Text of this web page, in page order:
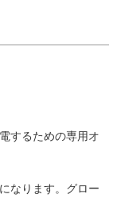
するための専用オ
なります。グロー